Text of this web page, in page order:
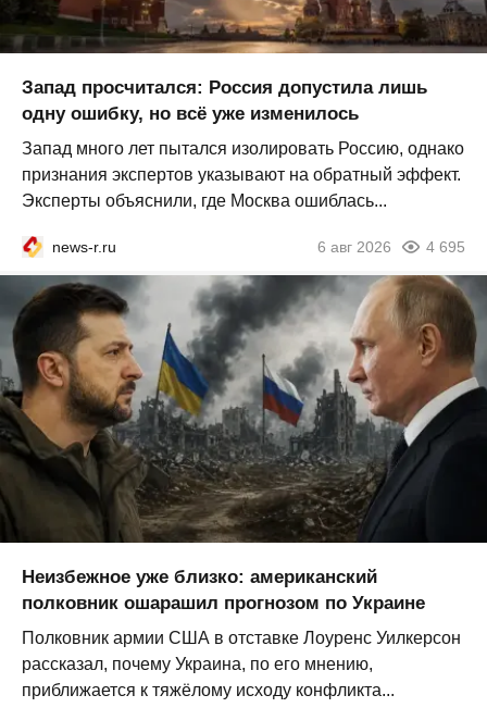
Запад просчитался: Россия допустила лишь
одну ошибку, но всё уже изменилось
Запад много лет пытался изолировать Россию, однако
признания экспертов указывают на обратный эффект.
Эксперты объяснили, где Москва ошиблась...
news-r.ru 6 авг 2026 4 695
Неизбежное уже близко: американский
полковник ошарашил прогнозом по Украине
Полковник армии США в отставке Лоуренс Уилкерсон
рассказал, почему Украина, по его мнению,
приближается к тяжёлому исходу конфликта...